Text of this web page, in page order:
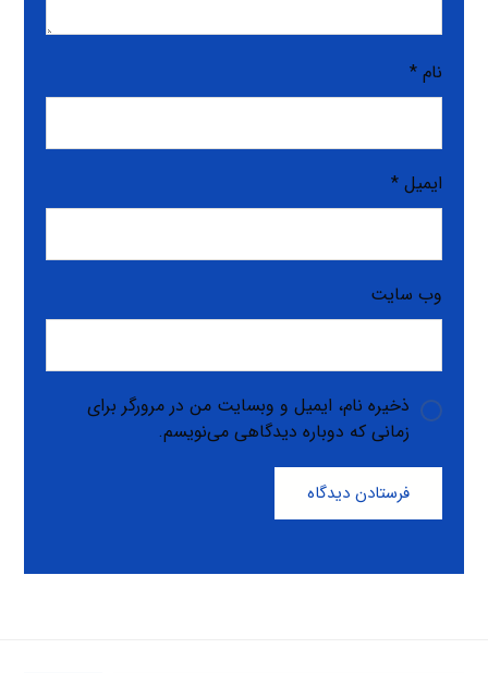
نام*
ایمیل*
وب‌ سایت
ذخیره نام، ایمیل و وبسایت من در مرورگر برای
زمانی که دوباره دیدگاهی می‌نویسم.
فرستادن دیدگاه